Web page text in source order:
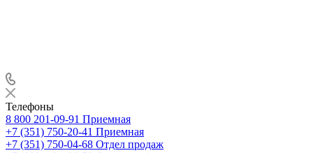
Телефоны
8 800 201-09-91 Приемная
+7 (351) 750-20-41 Приемная
+7 (351) 750-04-68 Отдел продаж